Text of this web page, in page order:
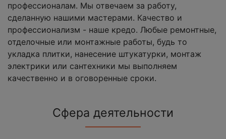
профессионалам. Мы отвечаем за работу,
сделанную нашими мастерами. Качество и
профессионализм - наше кредо. Любые ремонтные,
отделочные или монтажные работы, будь то
укладка плитки, нанесение штукатурки, монтаж
электрики или сантехники мы выполняем
качественно и в оговоренные сроки.
Сфера деятельности